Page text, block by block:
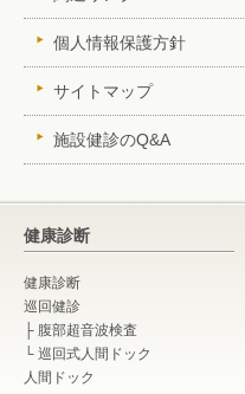
個人情報保護方針
サイトマップ
施設健診のQ&A
健康診断
健康診断
巡回健診
├ 腹部超音波検査
└ 巡回式人間ドック
人間ドック